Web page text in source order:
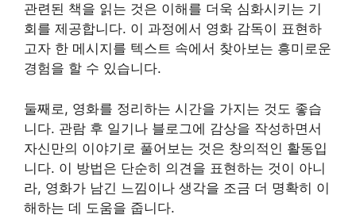
관련된 책을 읽는 것은 이해를 더욱 심화시키는 기
회를 제공합니다. 이 과정에서 영화 감독이 표현하
고자 한 메시지를 텍스트 속에서 찾아보는 흥미로운
경험을 할 수 있습니다.
둘째로, 영화를 정리하는 시간을 가지는 것도 좋습
니다. 관람 후 일기나 블로그에 감상을 작성하면서
자신만의 이야기로 풀어보는 것은 창의적인 활동입
니다. 이 방법은 단순히 의견을 표현하는 것이 아니
라, 영화가 남긴 느낌이나 생각을 조금 더 명확히 이
해하는 데 도움을 줍니다.